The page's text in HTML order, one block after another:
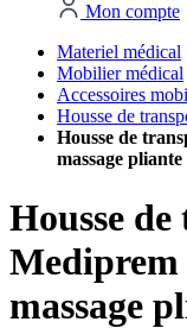
Mon compte
Materiel médical
Mobilier médical
Accessoires
Housse de
Housse de
massage pliante
Housse
Mediprem
massage